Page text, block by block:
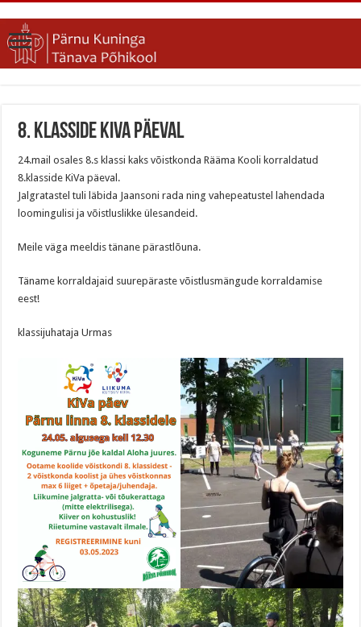
8. klasside KiVa päeval
24.mail osales 8.s klassi kaks võistkonda Rääma Kooli korraldatud
8.klasside KiVa päeval.
Jalgratastel tuli läbida Jaansoni rada ning vahepeatustel lahendada
loomingulisi ja võistluslikke ülesandeid.
Meile väga meeldis tänane pärastlõuna.
Täname korraldajaid suurepäraste võistlusmängude korraldamise
eest!
klassijuhataja Urmas